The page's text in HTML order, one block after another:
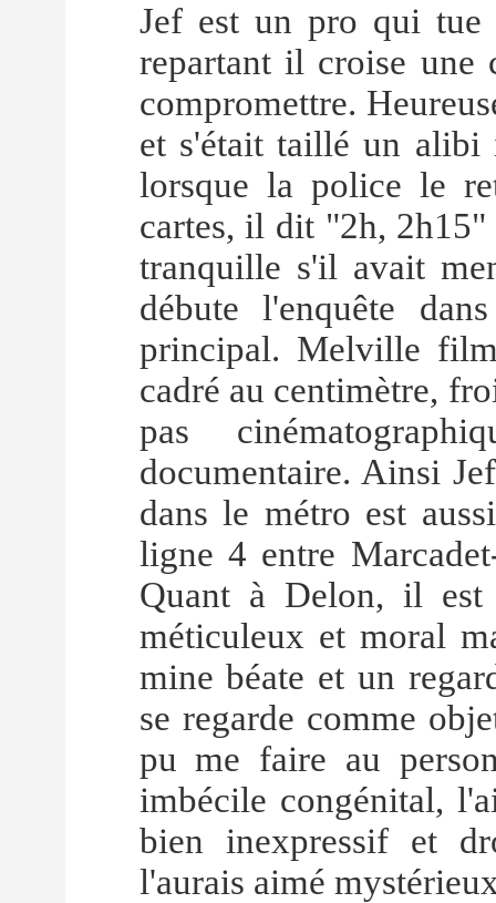
Jef est un pro qui
repartant il croise une
compromettre.
et s'était taillé un alibi
lorsque la police le
cartes, il dit "2h,
tranquille s'il avait
débute l'enquête
principal. Melville
cadré au centimètre,
pas
documentaire. Ainsi
dans le métro est
ligne 4 entre
Quant à Delon, il
méticuleux et moral
mine béate et un
se regarde comme
pu me faire au
imbécile congénital,
bien inexpressif et
l'aurais aimé